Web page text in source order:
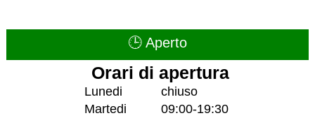
🕒 Aperto
Orari di apertura
Lunedi
chiuso
Martedi
09:00-19:30